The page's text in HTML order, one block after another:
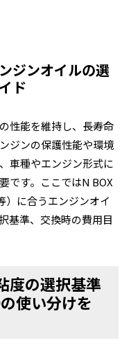
ジンオイルの選
ド
性能を維持し、長寿命
ジンの保護性能や環境
車種やエンジン形式に
です。ここではN BOX
）に合うエンジンオイ
基準、交換時の費用目
度の選択基準
使い分けを